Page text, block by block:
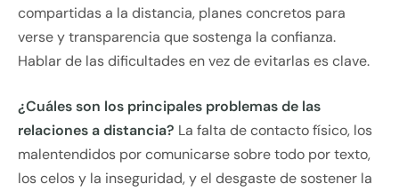
compartidas a la distancia, planes concretos para
verse y transparencia que sostenga la confianza.
Hablar de las dificultades en vez de evitarlas es clave.
¿Cuáles son los principales problemas de las
relaciones a distancia? La falta de contacto físico, los
malentendidos por comunicarse sobre todo por texto,
los celos y la inseguridad, y el desgaste de sostener la